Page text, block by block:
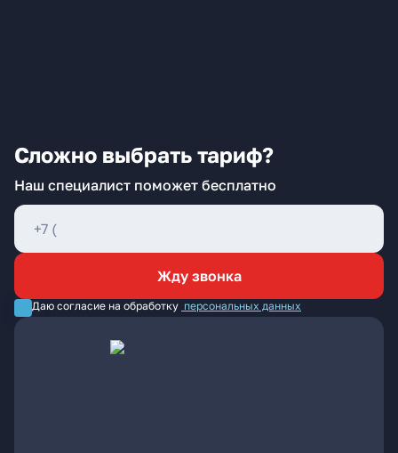
Сложно выбрать тариф?
Наш специалист поможет бесплатно
Жду звонка
Даю согласие на обработку персональных данных